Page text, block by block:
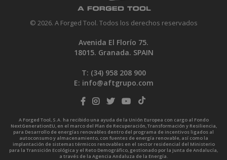
© 2026. A Forged Tool. Todos los derechos reservados
Avenida El Florío 75.
18015. Granada. SPAIN
T: (34) 958 208 900
E: info@aftgrupo.com
A Forged Tool, S.A. ha recibido una ayuda de la Unión Europea con cargo al Fondo
NextGenerationEU, en el marco del Plan de Recuperación, Transformación y Resiliencia,
para Desarrollo de energías renovables dentro del programa de incentivos ligados al
autoconsumo y almacenamiento, con fuentes de energía renovable, así como la
implantación de sistemas térmicos renovables en el sector residencial del Ministerio
para la Transición Ecológica y el Reto Demográfico, gestionado por la Junta de Andalucía,
a través de la Agencia Andaluza de la Energía.